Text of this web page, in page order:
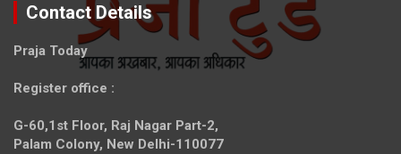
Contact Details
Praja Today
Register office :
G-60,1st Floor, Raj Nagar Part-2,
Palam Colony, New Delhi-110077